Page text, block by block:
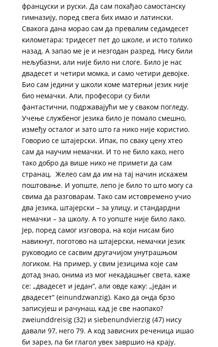
француски и руски. Да сам похађао самостанску
гимназију, поред свега бих имао и латински.
Свакога дана морао сам да превалим седамдесет
километара: тридесет пет до школе, и исто толико
назад. А запао ме је и незгодан разред. Нису били
нељубазни, али није било ни слоге. Било је нас
двадесет и четири момка, и само четири девојке.
Био сам једини у школи коме матерњи језик није
био немачки. Али, професори су били
фантастични, подржавајући ме у сваком погледу.
Учење службеног језика било је помало смешно,
између осталог и зато што га нико није користио.
Говорио се штајерски. Ипак, по сваку цену хтео
сам да научим немачки. И то не било како, него
тако добро да више нико не примети да сам
странац. Желео сам да им на тај начин искажем
поштовање. И уопште, лепо је било то што могу са
свима да разговарам. Тако сам истовремено учио
два језика, штајерски – за улицу, и стандардни
немачки – за школу. А то уопште није било лако.
Јер, поред самог изговора, на који нисам био
навикнут, поготово на штајерски, немачки језик
руководио се сасвим другачијом унутрашњом
логиком. На пример, у свим језицима које сам
дотад знао, онима из мог некадашњег света, каже
се: „двадесет и један“, али овде кажу: „један и
двадесет“ (einundzwanzig). Kако да онда брзо
записујеш и рачунаш, кад је све наопако?
zweiunddreisig (32) и siebenundvierzig (47) нису
давали 97, него 79. А код зависних реченица ишао
би зарез, па би глагол увек завршио на крају.